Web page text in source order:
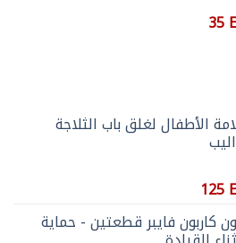
35السعر
الأطفال لغلق باب الثلاجة
125السعر
هو:
كاربون فايبر قطعتين - حماية